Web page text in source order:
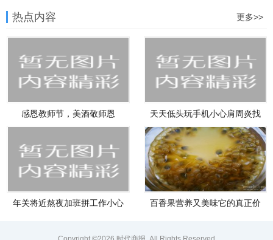
热点内容 更多>>
感恩教师节，美酒敬师恩
天天低头玩手机小心肩周炎找
年关将近熬夜加班拼工作小心
百香果营养又美味它的真正价